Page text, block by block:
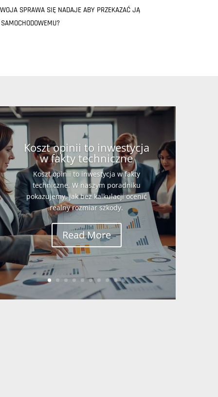
SPRAWA SIĘ NADAJE ABY PRZEKAZAĆ JĄ
Koszt opinii to inwestycja
w fakty techniczne
Koszt opinii to inwestycja w fakty
techniczne. W naszym poradniku
pokazujemy, jak bez kalkulacji ocenić
realny rozmiar szkody.
Read More